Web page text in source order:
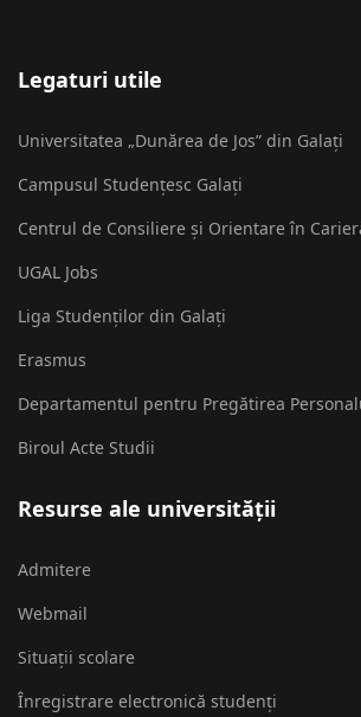
Legaturi utile
Universitatea „Dunărea de Jos” din Galați
Campusul Studențesc Galați
Centrul de Consiliere și Orientare în
UGAL Jobs
Liga Studenților din Galați
Erasmus
Departamentul pentru Pregătirea
Biroul Acte Studii
Resurse ale universității
Admitere
Webmail
Situații scolare
Înregistrare electronică studenți